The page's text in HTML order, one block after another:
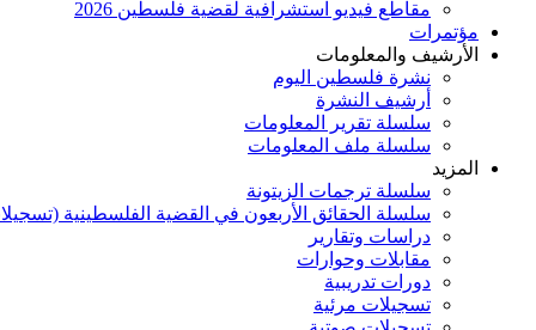
مقاطع فيديو استشرافية لقضية فلسطين 2026
مؤتمرات
الأرشيف والمعلومات
نشرة فلسطين اليوم
أرشيف النشرة
سلسلة تقرير المعلومات
سلسلة ملف المعلومات
المزيد
سلسلة ترجمات الزيتونة
سلسلة الحقائق الأربعون في القضية الفلسطينية
دراسات وتقارير
مقابلات وحوارات
دورات تدريبية
تسجيلات مرئية